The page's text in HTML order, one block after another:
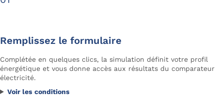
Remplissez le formulaire
Complétée en quelques clics, la simulation définit votre profil
énergétique et vous donne accès aux résultats du comparateur
électricité.
Voir les conditions